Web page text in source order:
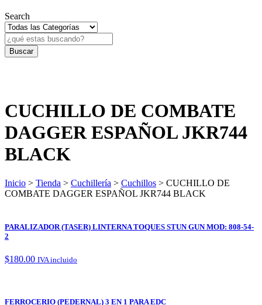
Search
CUCHILLO DE COMBATE
DAGGER ESPAÑOL JKR744
BLACK
Inicio > Tienda > Cuchillería > Cuchillos > CUCHILLO DE
COMBATE DAGGER ESPAÑOL JKR744 BLACK
PARALIZADOR (TASER) LINTERNA TOQUES STUN GUN MOD: 808-54-
2
$180.00 IVA incluido
FERROCERIO (PEDERNAL) 3 EN 1 PARA EDC